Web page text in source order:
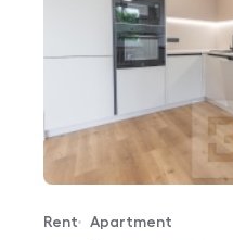
Offer type
Rent
Property type
Apartment